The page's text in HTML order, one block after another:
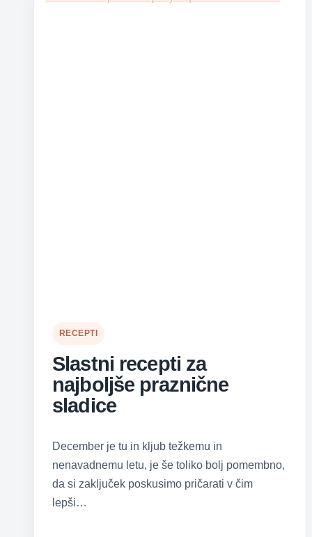
RECEPTI
Slastni recepti za
najboljše praznične
sladice
December je tu in kljub težkemu in
nenavadnemu letu, je še toliko bolj pomembno,
da si zaključek poskusimo pričarati v čim
lepši…